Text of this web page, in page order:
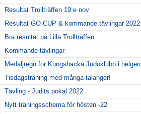
Resultat Trollträffen 19:e nov
Resultat GO CUP & kommande tävlingar 2022
Bra resultat på Lilla Trollträffen
Kommande tävlingar
Medaljregn för Kungsbacka Judoklubb i helgen
Tisdagsträning med många talanger!
Tävling - Judits pokal 2022
Nytt träningsschema för hösten -22